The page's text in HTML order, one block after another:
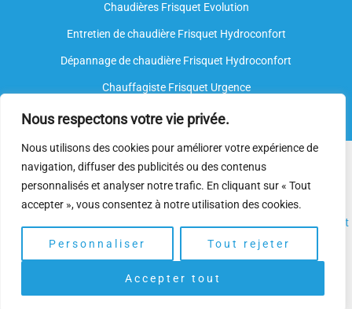
Nous respectons votre vie privée.
Nous utilisons des cookies pour améliorer votre expérience de
navigation, diffuser des publicités ou des contenus
personnalisés et analyser notre trafic. En cliquant sur « Tout
accepter », vous consentez à notre utilisation des cookies.
Personnaliser Tout rejeter
Accepter tout
Chaudières Frisquet Evolution
Entretien de chaudière Frisquet Hydroconfort
Dépannage de chaudière Frisquet Hydroconfort
Chauffagiste Frisquet Urgence
Nous intervenons sur toutes les marques de chauffe-eau, mais
nous ne sommespas agréés par le fabricant. Nosplombiers
spécialisésdisposent néanmoins de l’expertise et des
et
le
dépannage.
Copyright © 2025 | Depannage Chaudiere. Gaz Frisquet